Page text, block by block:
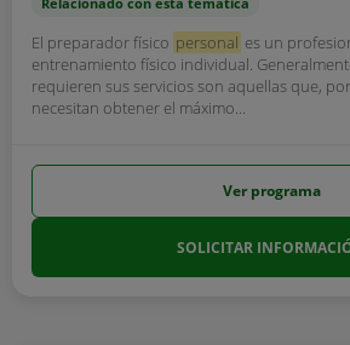
El preparador físico personal es un
entrenamiento físico individual.
requieren sus servicios son aquellas que,
necesitan obtener el máximo...
Ver programa
SOLICITAR